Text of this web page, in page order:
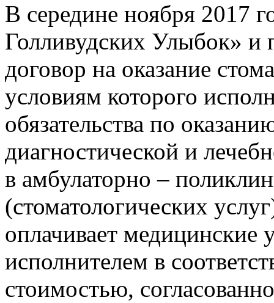
В середине ноября 2017
Голливудских Улыбок» и
договор на оказание
условиям которого
обязательства по
диагностической и
в амбулаторно –
(стоматологических
оплачивает медицинские
исполнителем в
стоимостью,